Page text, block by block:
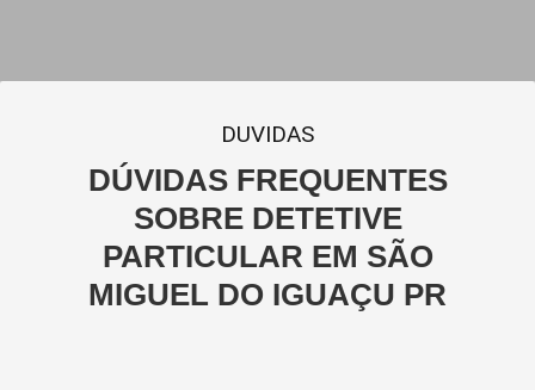
DUVIDAS
DÚVIDAS FREQUENTES
SOBRE DETETIVE
PARTICULAR EM SÃO
MIGUEL DO IGUAÇU PR